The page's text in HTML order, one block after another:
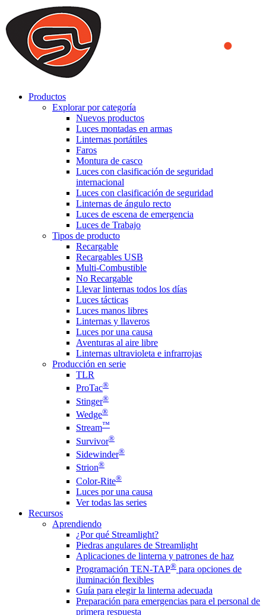
We use cookies to ensure that we provide you the best experience
on our website. By continuing to browse this website, you accept
that cookies are used to help us analyze how the website is used and
to offer you a better experience. To learn more or to find out how
you can disable cookies, you can access our
Productos
Explorar por categoría
Nuevos productos
Luces montadas en armas
Linternas portátiles
Faros
Montura de casco
Luces con clasificación de seguridad
internacional
Luces con clasificación de seguridad
Linternas de ángulo recto
Luces de escena de emergencia
Luces de Trabajo
Tipos de producto
Recargable
Recargables USB
Multi-Combustible
No Recargable
Llevar linternas todos los días
Luces tácticas
Luces manos libres
Linternas y llaveros
Luces por una causa
Aventuras al aire libre
Linternas ultravioleta e infrarrojas
Producción en serie
TLR
ProTac®
Stinger®
Wedge®
Stream™
Survivor®
Sidewinder®
Strion®
Color-Rite®
Luces por una causa
Ver todas las series
Recursos
Aprendiendo
¿Por qué Streamlight?
Piedras angulares de Streamlight
Aplicaciones de linterna y patrones de haz
Programación TEN-TAP® para opciones de
iluminación flexibles
Guía para elegir la linterna adecuada
Preparación para emergencias para el personal de
primera respuesta